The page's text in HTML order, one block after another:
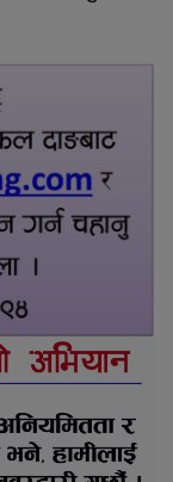
मेयरसहित ११
६
२०८२/८३ को
र स्कुटी